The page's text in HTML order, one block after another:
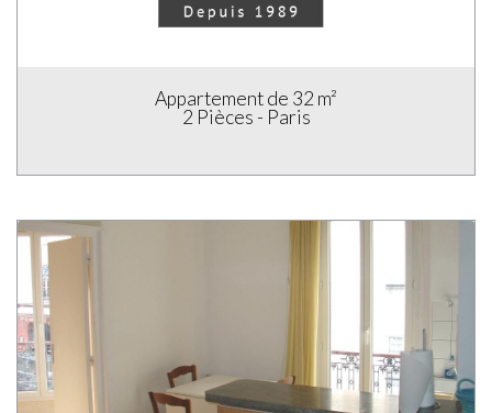
Appartement de 26 m²
1 pièce - Paris